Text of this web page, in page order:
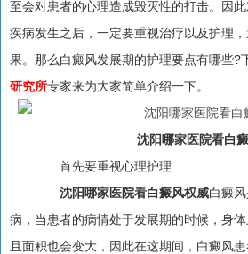
至会对患者的心理造成毁灭性的打击。因
疾病发生之后，一定要重视治疗以及护理
果。那么白癜风发展期的护理要点有哪些?
研究所专家来为大家简单介绍一下。
沈阳哪家医院看白
首先要重视心理护理
沈阳哪家医院看白癜风权威白癜
病，当患者的病情处于发展期的时候，身
且面积也会变大，因此在这期间，白癜风